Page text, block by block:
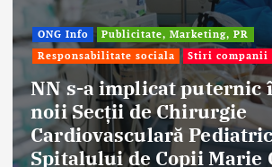
ONG Info
Publicitate, Marketing, PR
Responsabilitate sociala
Stiri companii
NN s-a implicat puternic
noii Secții de Chirurgie
Cardiovasculară
Spitalului de Copii Marie